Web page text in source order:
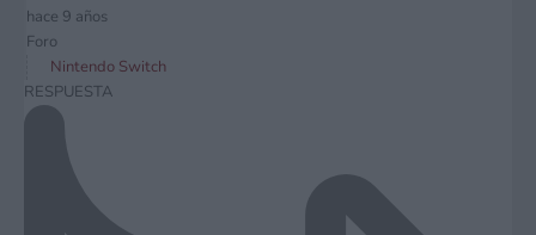
hace 9 años
Foro
Nintendo Switch
RESPUESTA